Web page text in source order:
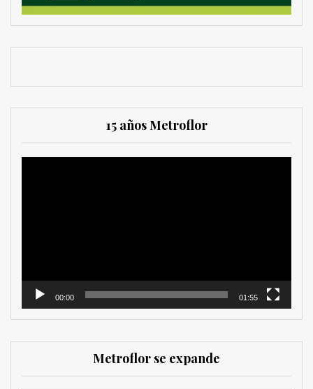
15 años Metroflor
00:00 01:55
Metroflor se expande